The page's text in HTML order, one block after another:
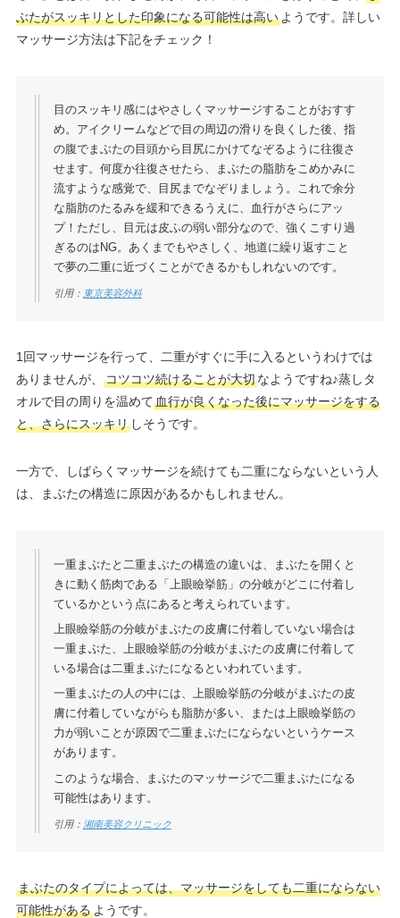
ぶたがスッキリとした印象になる可能性は高いようです。詳しい
マッサージ方法は下記をチェック！
目のスッキリ感にはやさしくマッサージすることがおすす
め。アイクリームなどで目の周辺の滑りを良くした後、指
の腹でまぶたの目頭から目尻にかけてなぞるように往復さ
せます。何度か往復させたら、まぶたの脂肪をこめかみに
流すような感覚で、目尻までなぞりましょう。これで余分
な脂肪のたるみを緩和できるうえに、血行がさらにアッ
プ！ただし、目元は皮ふの弱い部分なので、強くこすり過
ぎるのはNG。あくまでもやさしく、地道に繰り返すこと
で夢の二重に近づくことができるかもしれないのです。
引用： 東京美容外科
1回マッサージを行って、二重がすぐに手に入るというわけでは
ありませんが、
コツコツ続けることが大切なようですね♪蒸しタ
オルで目の周りを温めて血行が良くなった後にマッサージをする
と、さらにスッキリしそうです。
一方で、しばらくマッサージを続けても二重にならないという人
は、まぶたの構造に原因があるかもしれません。
一重まぶたと二重まぶたの構造の違いは、まぶたを開くと
きに動く筋肉である「上眼瞼挙筋」の分岐がどこに付着し
ているかという点にあると考えられています。
上眼瞼挙筋の分岐がまぶたの皮膚に付着していない場合は
一重まぶた、上眼瞼挙筋の分岐がまぶたの皮膚に付着して
いる場合は二重まぶたになるといわれています。
一重まぶたの人の中には、上眼瞼挙筋の分岐がまぶたの皮
膚に付着していながらも脂肪が多い、または上眼瞼挙筋の
力が弱いことが原因で二重まぶたにならないというケース
があります。
このような場合、まぶたのマッサージで二重まぶたになる
可能性はあります。
引用： 湘南美容クリニック
まぶたのタイプによっては、マッサージをしても二重にならない
可能性があるようです。